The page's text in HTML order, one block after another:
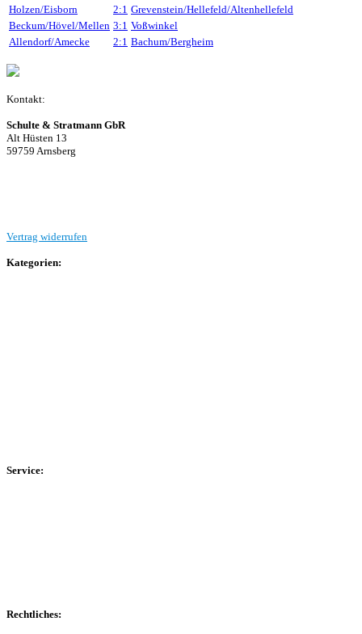
Holzen/Eisborn
2:1 Grevenstein/Hellefeld/Altenhellefeld
Beckum/Hövel/Mellen 3:1 Voßwinkel
Allendorf/Amecke
2:1 Bachum/Bergheim
Kontakt:
Schulte & Stratmann GbR
Alt Hüsten 13
59759 Arnsberg
Vertrag widerrufen
Kategorien:
Service:
Rechtliches: